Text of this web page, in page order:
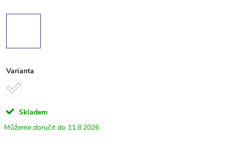
Varianta
Skladem
11.8.2026